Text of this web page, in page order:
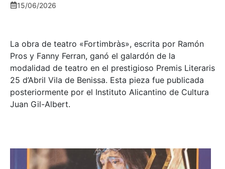
15/06/2026
La obra de teatro «Fortimbràs», escrita por Ramón
Pros y Fanny Ferran, ganó el galardón de la
modalidad de teatro en el prestigioso Premis Literaris
25 d’Abril Vila de Benissa. Esta pieza fue publicada
posteriormente por el Instituto Alicantino de Cultura
Juan Gil-Albert.